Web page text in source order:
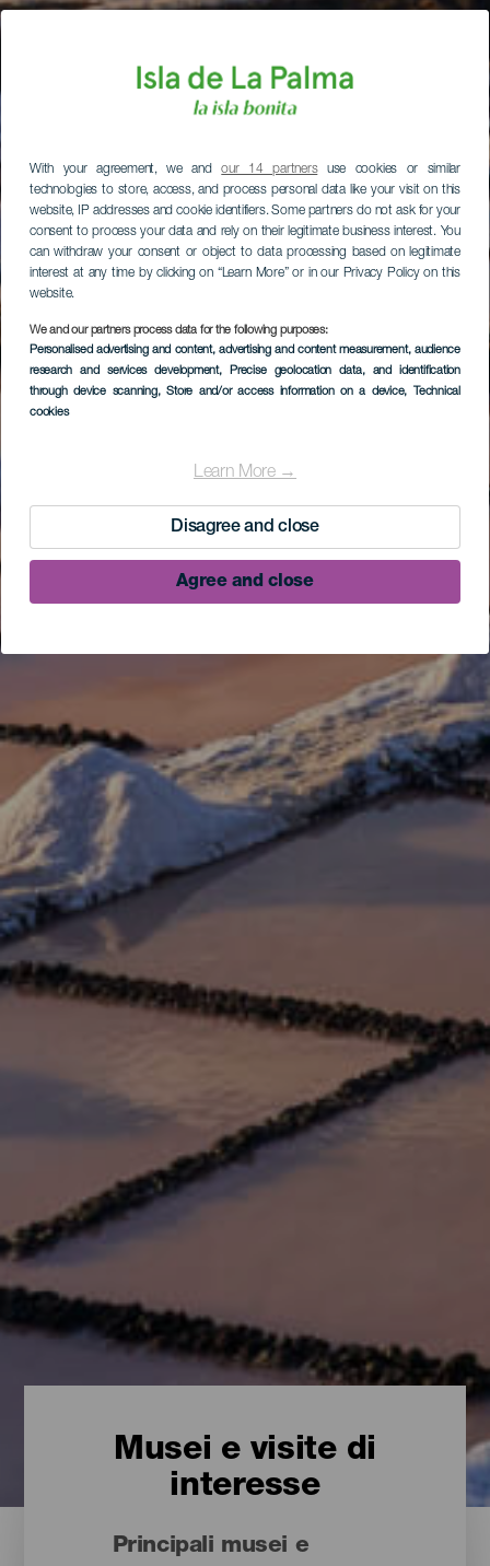
With your agreement, we andour 14 partnersuse cookies or similar
technologies to store, access, and process personal data like your visit on this
website, IP addresses and cookie identifiers. Some partners do not ask for your
consent to process your data and rely on their legitimate business interest. You
can withdraw your consent or object to data processing based on legitimate
interest at any time by clicking on “Learn More” or in our Privacy Policy on this
website.
We and our partners process data for the following purposes:
Personalised advertising and content, advertising and content measurement, audience
research and services development, Precise geolocation data, and identification
through device scanning, Store and/or access information on a device, Technical
cookies
Learn More →
Disagree and close
Agree and close
Musei e visite di
interesse
Principali musei e